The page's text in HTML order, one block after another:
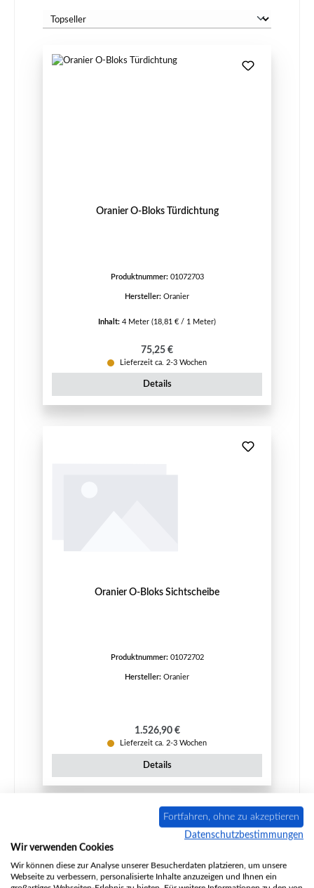
Oranier O-Bloks Türdichtung
Produktnummer: 01072703
Hersteller: Oranier
Inhalt: 4 Meter (18,81 € / 1 Meter)
Regulärer Preis:
75,25 €
Lieferzeit ca. 2-3 Wochen
Details
Oranier O-Bloks Sichtscheibe
Produktnummer: 01072702
Hersteller: Oranier
Regulärer Preis:
1.526,90 €
Lieferzeit ca. 2-3 Wochen
Details
Fortfahren, ohne zu akzeptieren
Datenschutzbestimmungen
Wir verwenden Cookies
Wir können diese zur Analyse unserer Besucherdaten platzieren, um unsere
Webseite zu verbessern, personalisierte Inhalte anzuzeigen und Ihnen ein